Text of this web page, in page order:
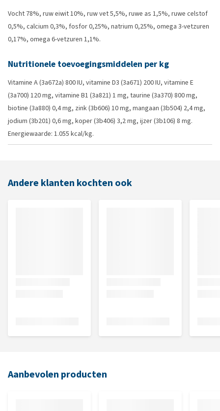
Vocht 78%, ruw eiwit 10%, ruw vet 5,5%, ruwe as 1,5%, ruwe celstof
0,5%, calcium 0,3%, fosfor 0,25%, natrium 0,25%, omega 3-vetzuren
0,17%, omega 6-vetzuren 1,1%.
Nutritionele toevoegingsmiddelen per kg
Vitamine A (3a672a) 800 IU, vitamine D3 (3a671) 200 IU, vitamine E
(3a700) 120 mg, vitamine B1 (3a821) 1 mg, taurine (3a370) 800 mg,
biotine (3a880) 0,4 mg, zink (3b606) 10 mg, mangaan (3b504) 2,4 mg,
jodium (3b201) 0,6 mg, koper (3b406) 3,2 mg, ijzer (3b106) 8 mg.
Energiewaarde: 1.055 kcal/kg.
Andere klanten kochten ook
Aanbevolen producten